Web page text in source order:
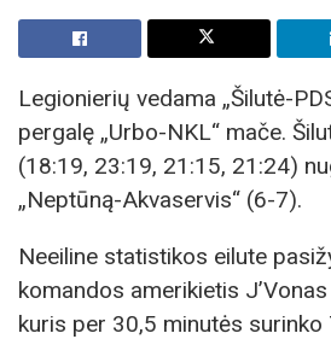
Legionierių vedama „Šilutė-
pergalę „Urbo-NKL“ mače.
(18:19, 23:19, 21:15, 21:24)
„Neptūną-Akvaservis“ (6-7).
Neeiline statistikos eilute
komandos amerikietis
kuris per 30,5 minutės